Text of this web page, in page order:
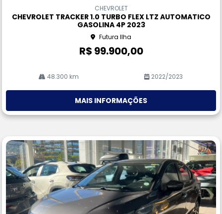
rtil
CHEVROLET
CHEVROLET TRACKER 1.0 TURBO FLEX LTZ AUTOMATICO
GASOLINA 4P 2023
Futura Ilha
R$ 99.900,00
48.300 km 2022/2023
MAIS INFORMAÇÕES